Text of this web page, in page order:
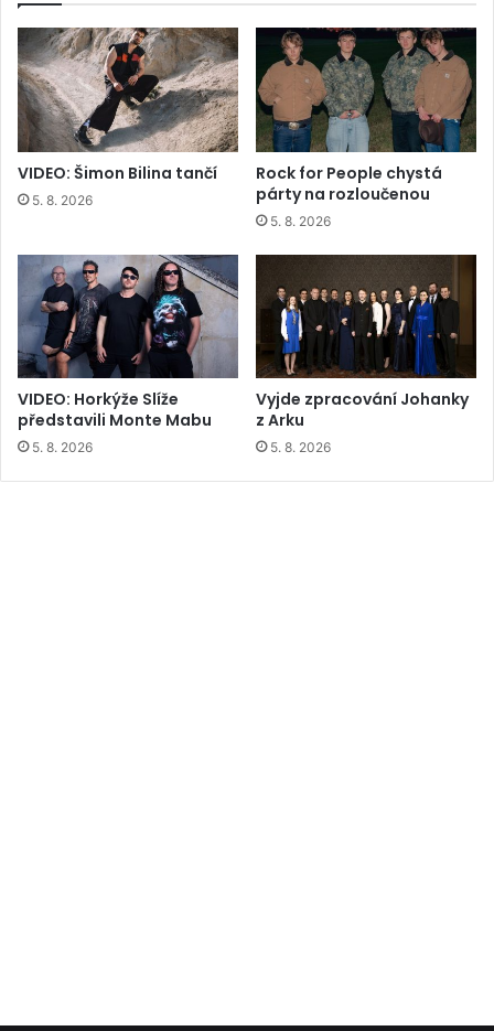
VIDEO: Šimon Bilina tančí
5. 8. 2026
Rock for People chystá
párty na rozloučenou
5. 8. 2026
VIDEO: Horkýže Slíže
představili Monte Mabu
5. 8. 2026
Vyjde zpracování Johanky
z Arku
5. 8. 2026